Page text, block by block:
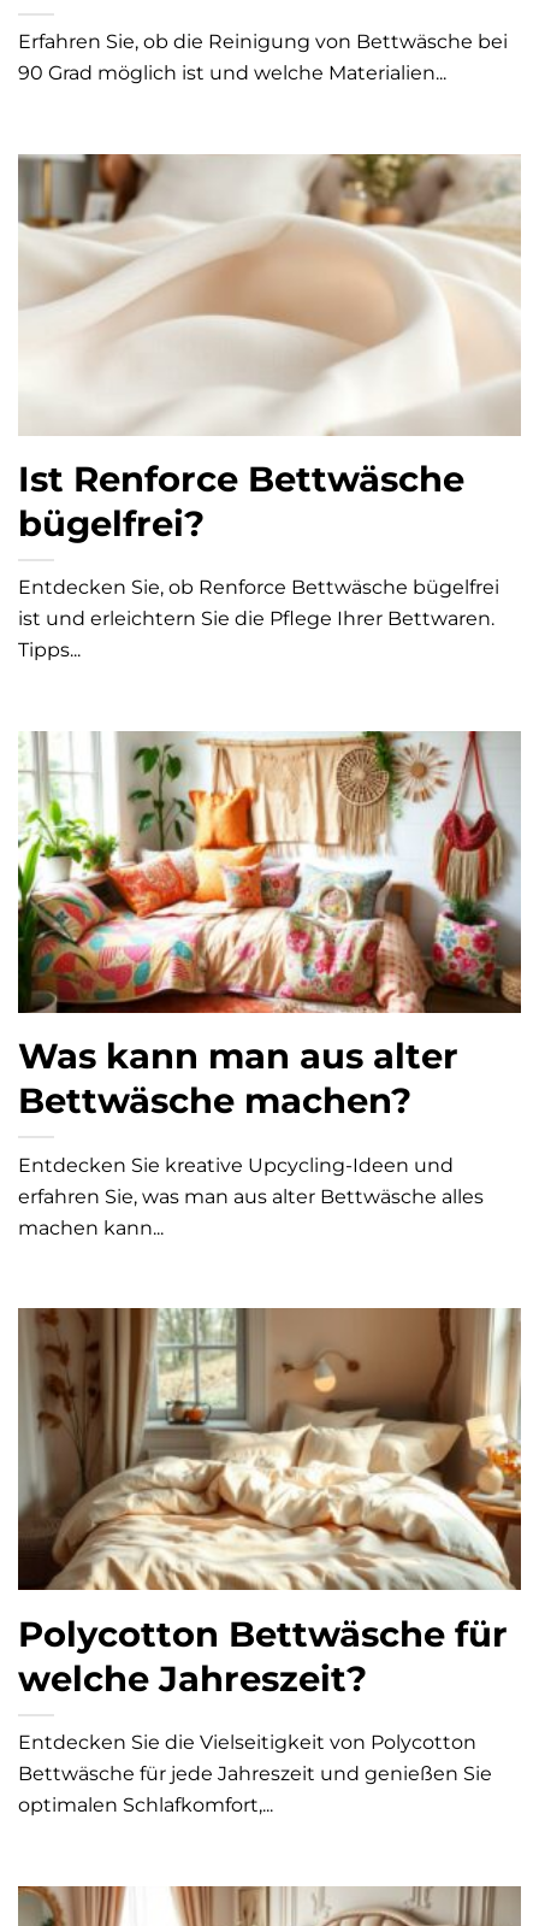
Erfahren Sie, ob die Reinigung von Bettwäsche bei
90 Grad möglich ist und welche Materialien...
Ist Renforce Bettwäsche
bügelfrei?
Entdecken Sie, ob Renforce Bettwäsche bügelfrei
ist und erleichtern Sie die Pflege Ihrer Bettwaren.
Tipps...
Was kann man aus alter
Bettwäsche machen?
Entdecken Sie kreative Upcycling-Ideen und
erfahren Sie, was man aus alter Bettwäsche alles
machen kann...
Polycotton Bettwäsche für
welche Jahreszeit?
Entdecken Sie die Vielseitigkeit von Polycotton
Bettwäsche für jede Jahreszeit und genießen Sie
optimalen Schlafkomfort,...